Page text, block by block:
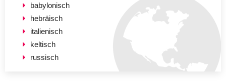
babylonisch
hebräisch
italienisch
keltisch
russisch